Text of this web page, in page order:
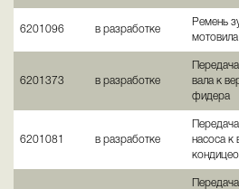
6201096 в разработке
Ремень
мотовила
6201373 в разработке
вала к
фидера
6201081 в разработке
насоса к